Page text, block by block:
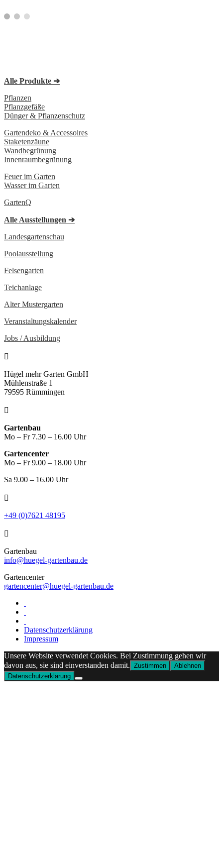
Alle Produkte ➔
Pflanzen
Pflanzgefäße
Dünger & Pflanzenschutz
Gartendeko & Accessoires
Staketenzäune
Wandbegrünung
Innenraumbegrünung
Feuer im Garten
Wasser im Garten
GartenQ
Alle Ausstellungen ➔
Landesgartenschau
Poolausstellung
Felsengarten
Teichanlage
Alter Mustergarten
Veranstaltungs­kalender
Jobs / Ausbildung

Hügel mehr Garten GmbH
Mühlenstraße 1
79595 Rümmingen

Gartenbau
Mo – Fr 7.30 – 16.00 Uhr
Gartencenter
Mo – Fr 9.00 – 18.00 Uhr
Sa 9.00 – 16.00 Uhr

+49 (0)7621 48195

Gartenbau
info@huegel-gartenbau.de
Gartencenter
gartencenter@huegel-gartenbau.de
Datenschutzerklärung
Impressum
Unsere Website verwendet Cookies. Bei Zustimmung gehen wir
davon aus, sie sind einverstanden damit. Zustimmen
Ablehnen
Datenschutzerklärung